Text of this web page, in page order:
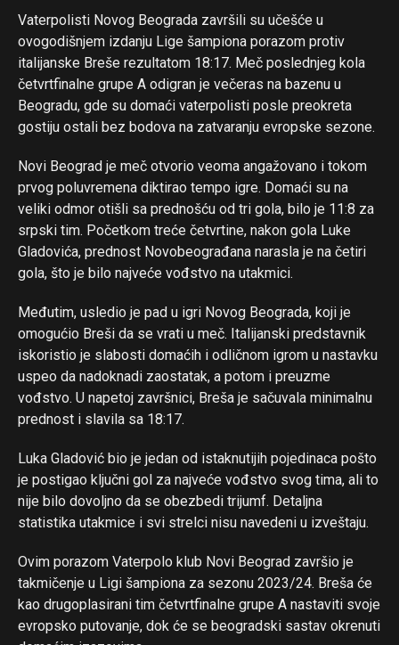
Vaterpolisti Novog Beograda završili su učešće u
ovogodišnjem izdanju Lige šampiona porazom protiv
italijanske Breše rezultatom 18:17. Meč poslednjeg kola
četvrtfinalne grupe A odigran je večeras na bazenu u
Beogradu, gde su domaći vaterpolisti posle preokreta
gostiju ostali bez bodova na zatvaranju evropske sezone.
Novi Beograd je meč otvorio veoma angažovano i tokom
prvog poluvremena diktirao tempo igre. Domaći su na
veliki odmor otišli sa prednošću od tri gola, bilo je 11:8 za
srpski tim. Početkom treće četvrtine, nakon gola Luke
Gladovića, prednost Novobeograđana narasla je na četiri
gola, što je bilo najveće vođstvo na utakmici.
Međutim, usledio je pad u igri Novog Beograda, koji je
omogućio Breši da se vrati u meč. Italijanski predstavnik
iskoristio je slabosti domaćih i odličnom igrom u nastavku
uspeo da nadoknadi zaostatak, a potom i preuzme
vođstvo. U napetoj završnici, Breša je sačuvala minimalnu
prednost i slavila sa 18:17.
Luka Gladović bio je jedan od istaknutijih pojedinaca pošto
je postigao ključni gol za najveće vođstvo svog tima, ali to
nije bilo dovoljno da se obezbedi trijumf. Detaljna
statistika utakmice i svi strelci nisu navedeni u izveštaju.
Ovim porazom Vaterpolo klub Novi Beograd završio je
takmičenje u Ligi šampiona za sezonu 2023/24. Breša će
kao drugoplasirani tim četvrtfinalne grupe A nastaviti svoje
evropsko putovanje, dok će se beogradski sastav okrenuti
Flipboard
Reddit
Pinterest
Email